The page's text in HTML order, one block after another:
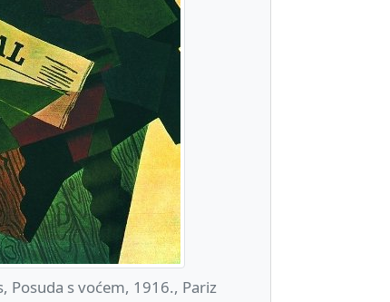
Posuda s voćem, 1916., Pariz